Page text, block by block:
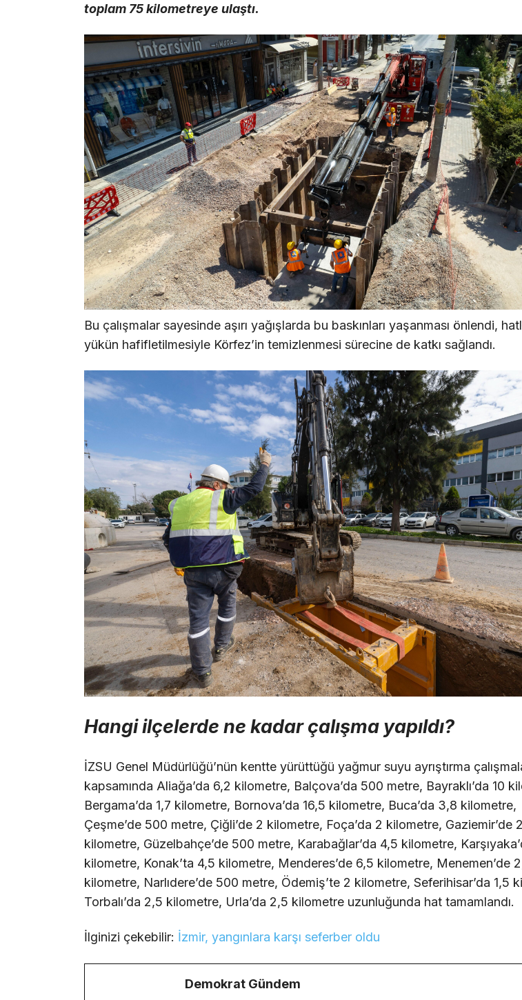
toplam 75 kilometreye ulaştı.
Bu çalışmalar sayesinde aşırı yağışlarda bu baskınları yaşanması önlendi,
yükün hafifletilmesiyle Körfez’in temizlenmesi sürecine de katkı sağlandı.
Hangi ilçelerde ne kadar çalışma yapıldı?
İZSU Genel Müdürlüğü’nün kentte yürüttüğü yağmur suyu ayrıştırma
kapsamında Aliağa’da 6,2 kilometre, Balçova’da 500 metre, Bayraklı’da 10
Bergama’da 1,7 kilometre, Bornova’da 16,5 kilometre, Buca’da 3,8 kilometre,
Çeşme’de 500 metre, Çiğli’de 2 kilometre, Foça’da 2 kilometre, Gaziemir’de 2
kilometre, Güzelbahçe’de 500 metre, Karabağlar’da 4,5 kilometre,
kilometre, Konak’ta 4,5 kilometre, Menderes’de 6,5 kilometre, Menemen’de
kilometre, Narlıdere’de 500 metre, Ödemiş’te 2 kilometre, Seferihisar’da 1,5
Torbalı’da 2,5 kilometre, Urla’da 2,5 kilometre uzunluğunda hat tamamlandı.
İlginizi çekebilir: İzmir, yangınlara karşı seferber oldu
Demokrat Gündem